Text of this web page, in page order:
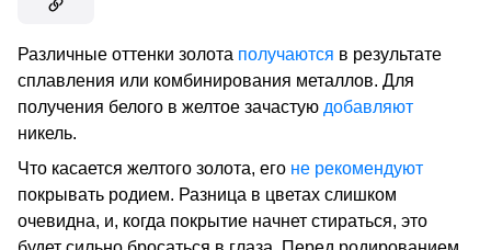
Различные оттенки золота получаются в результате
сплавления или комбинирования металлов. Для
получения белого в желтое зачастую добавляют
никель.
Что касается желтого золота, его не рекомендуют
покрывать родием. Разница в цветах слишком
очевидна, и, когда покрытие начнет стираться, это